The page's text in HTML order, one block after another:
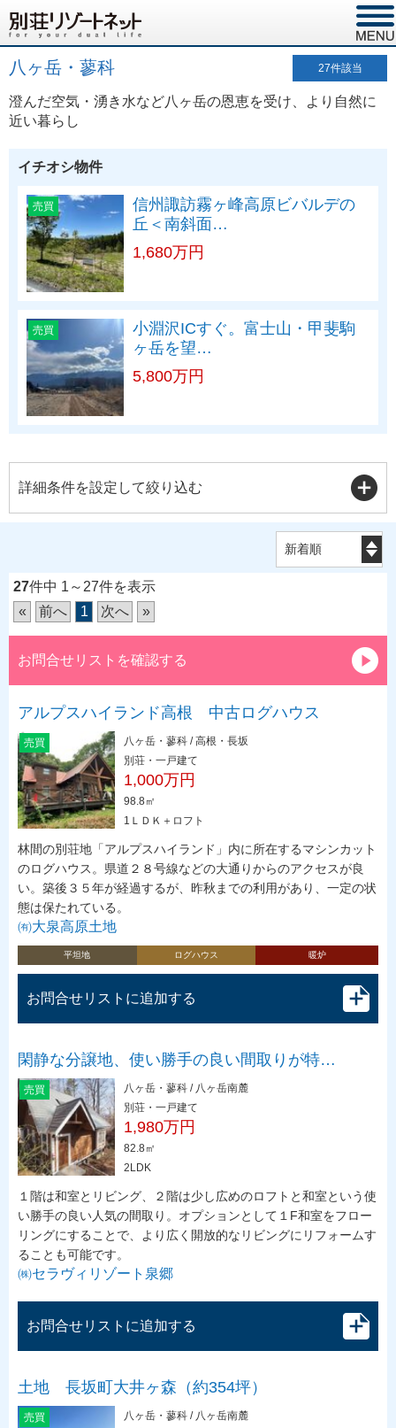
八ヶ岳・蓼科 27件該当
澄んだ空気・湧き水など八ヶ岳の恩恵を受け、より自然に
近い暮らし
イチオシ物件
売買
信州諏訪霧ヶ峰高原ビバルデの
丘＜南斜面…
1,680万円
売買
小淵沢ICすぐ。富士山・甲斐駒
ヶ岳を望…
5,800万円
詳細条件を設定して絞り込む
27件中 1～27件を表示
«
前へ 1 次へ »
お問合せリストを確認する
アルプスハイランド高根 中古ログハウス
売買
八ヶ岳・蓼科 / 高根・長坂
別荘・一戸建て
1,000万円
98.8㎡
1ＬＤＫ＋ロフト
林間の別荘地「アルプスハイランド」内に所在するマシンカット
のログハウス。県道２８号線などの大通りからのアクセスが良
い。築後３５年が経過するが、昨秋までの利用があり、一定の状
態は保たれている。
㈲大泉高原土地
平坦地 ログハウス 暖炉
お問合せリストに追加する
閑静な分譲地、使い勝手の良い間取りが特…
売買
八ヶ岳・蓼科 / 八ヶ岳南麓
別荘・一戸建て
1,980万円
82.8㎡
2LDK
１階は和室とリビング、２階は少し広めのロフトと和室という使
い勝手の良い人気の間取り。オプションとして１F和室をフロー
リングにすることで、より広く開放的なリビングにリフォームす
ることも可能です。
㈱セラヴィリゾート泉郷
お問合せリストに追加する
土地 長坂町大井ヶ森（約354坪）
売買
八ヶ岳・蓼科 / 八ヶ岳南麓